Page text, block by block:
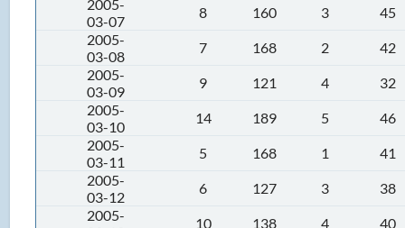
2005-
03-07
8 160 3
45
2005-
03-08
7 168 2
42
2005-
03-09
9 121 4
32
2005-
03-10
14 189 5
46
2005-
03-11
5 168 1
41
2005-
03-12
6 127 3
38
2005-
10 138 4
40